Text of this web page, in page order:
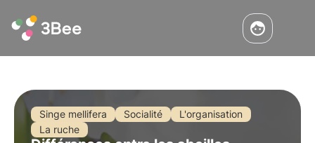
Singe mellifera Socialité
L'organisation
La ruche